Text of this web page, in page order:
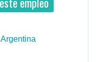
Argentina